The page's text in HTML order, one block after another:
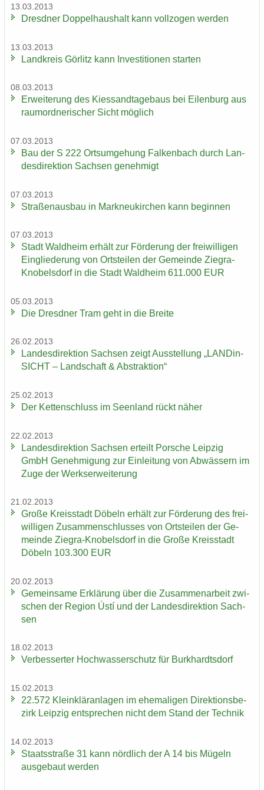
13.03.2013
Dresd­ner Dop­pel­haus­halt kann voll­zo­gen wer­den
13.03.2013
Land­kreis Gör­litz kann In­ves­ti­tio­nen star­ten
08.03.2013
Er­wei­te­rung des Kies­sand­ta­ge­baus bei Ei­len­burg aus
raum­ord­ne­ri­scher Sicht mög­lich
07.03.2013
Bau der S 222 Orts­um­ge­hung Fal­ken­bach durch Lan­
des­di­rek­ti­on Sach­sen ge­neh­migt
07.03.2013
Stra­ßen­aus­bau in Mark­neu­kir­chen kann be­gin­nen
07.03.2013
Stadt Wald­heim er­hält zur För­de­rung der frei­wil­li­gen
Ein­glie­de­rung von Orts­tei­len der Ge­mein­de Ziegra-​
Knobelsdorf in die Stadt Wald­heim 611.000 EUR
05.03.2013
Die Dresd­ner Tram geht in die Brei­te
26.02.2013
Lan­des­di­rek­ti­on Sach­sen zeigt Aus­stel­lung „LAN­Din­
SICHT – Land­schaft & Abs­trak­ti­on“
25.02.2013
Der Ket­ten­schluss im Se­en­land rückt näher
22.02.2013
Lan­des­di­rek­ti­on Sach­sen er­teilt Por­sche Leip­zig
GmbH Ge­neh­mi­gung zur Ein­lei­tung von Ab­wäs­sern im
Zuge der Werks­er­wei­te­rung
21.02.2013
Große Kreis­stadt Dö­beln er­hält zur För­de­rung des frei­
wil­li­gen Zu­sam­men­schlus­ses von Orts­tei­len der Ge­
mein­de Ziegra-​Knobelsdorf in die Große Kreis­stadt
Dö­beln 103.300 EUR
20.02.2013
Ge­mein­sa­me Er­klä­rung über die Zu­sam­men­ar­beit zwi­
schen der Re­gi­on Ústí und der Lan­des­di­rek­ti­on Sach­
sen
18.02.2013
Ver­bes­ser­ter Hoch­was­ser­schutz für Burk­hardts­dorf
15.02.2013
22.572 Klein­klär­an­la­gen im ehe­ma­li­gen Di­rek­ti­ons­be­
zirk Leip­zig ent­spre­chen nicht dem Stand der Tech­nik
14.02.2013
Staats­stra­ße 31 kann nörd­lich der A 14 bis Mü­geln
aus­ge­baut wer­den